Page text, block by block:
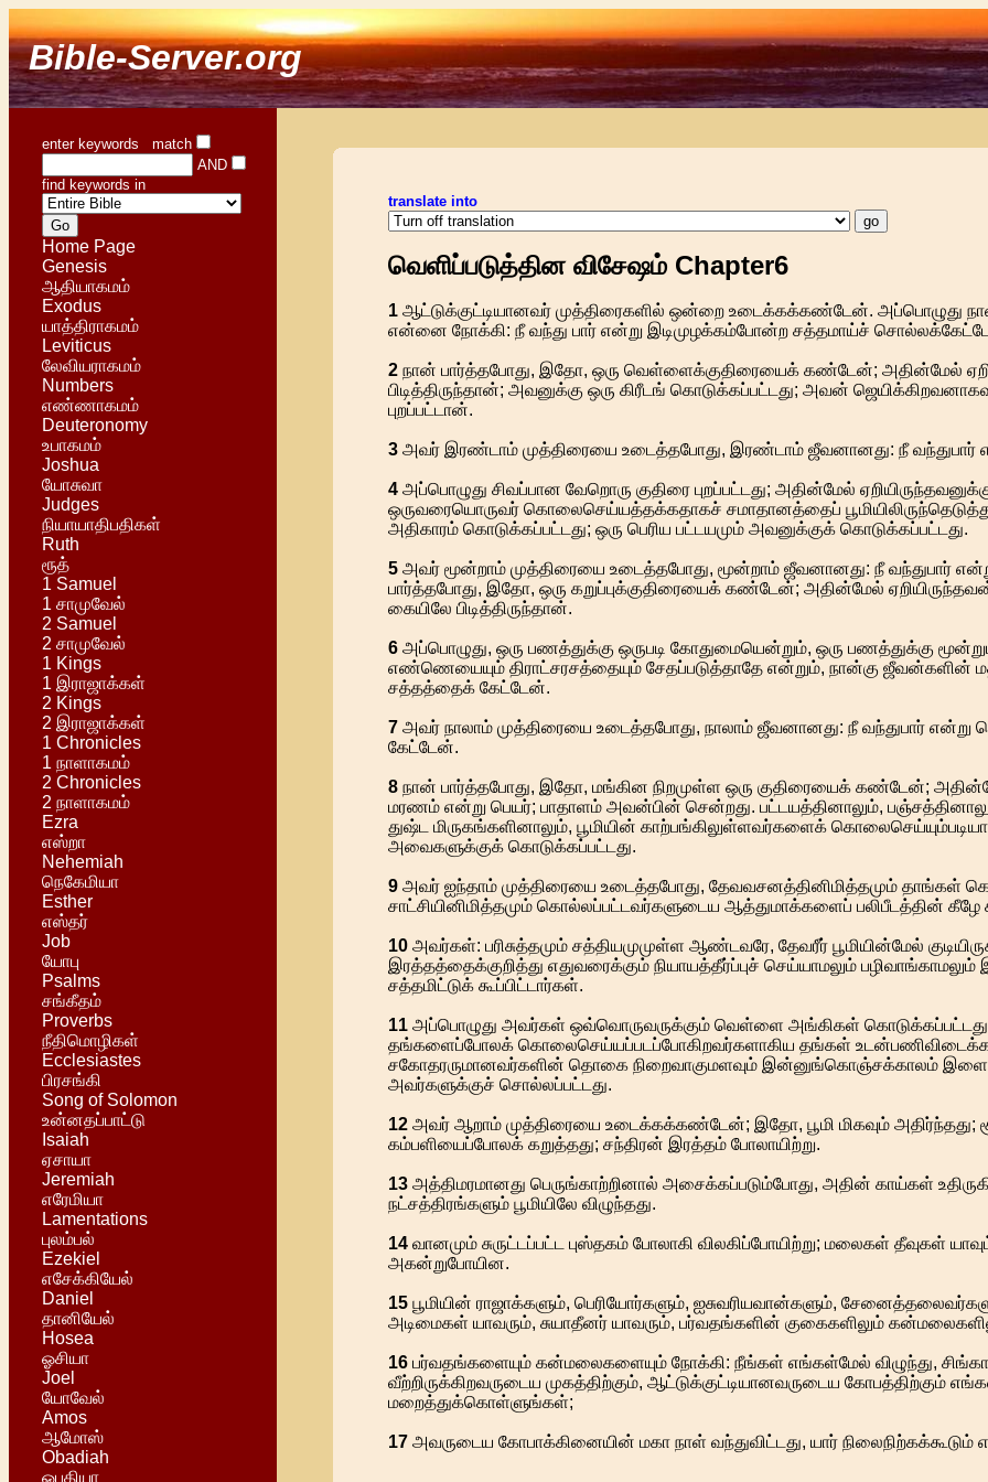
Bible-Server.org
enter keywords match
AND
find keywords in
Home Page
Genesis
ஆதியாகமம்
Exodus
யாத்திராகமம்
Leviticus
லேவியராகமம்
Numbers
எண்ணாகமம்
Deuteronomy
உபாகமம்
Joshua
யோசுவா
Judges
நியாயாதிபதிகள்
Ruth
ரூத்
1 Samuel
1 சாமுவேல்
2 Samuel
2 சாமுவேல்
1 Kings
1 இராஜாக்கள்
2 Kings
2 இராஜாக்கள்
1 Chronicles
1 நாளாகமம்
2 Chronicles
2 நாளாகமம்
Ezra
எஸ்றா
Nehemiah
நெகேமியா
Esther
எஸ்தர்
Job
யோபு
Psalms
சங்கீதம்
Proverbs
நீதிமொழிகள்
Ecclesiastes
பிரசங்கி
Song of Solomon
உன்னதப்பாட்டு
Isaiah
ஏசாயா
Jeremiah
எரேமியா
Lamentations
புலம்பல்
Ezekiel
எசேக்கியேல்
Daniel
தானியேல்
Hosea
ஓசியா
Joel
யோவேல்
Amos
ஆமோஸ்
Obadiah
ஒபதியா
translate into
வெளிப்படுத்தின விசேஷம் Chapter6
1 ஆட்டுக்குட்டியானவர் முத்திரைகளில் ஒன்றை உடைக்கக்கண்டேன். அப்பொழுது
என்னை நோக்கி: நீ வந்து பார் என்று இடிமுழக்கம்போன்ற சத்தமாய்ச்
2 நான் பார்த்தபோது, இதோ, ஒரு வெள்ளைக்குதிரையைக் கண்டேன்; அதின்மேல்
பிடித்திருந்தான்; அவனுக்கு ஒரு கிரீடங் கொடுக்கப்பட்டது; அவன்
புறப்பட்டான்.
3 அவர் இரண்டாம் முத்திரையை உடைத்தபோது, இரண்டாம் ஜீவனானது: நீ
4 அப்பொழுது சிவப்பான வேறொரு குதிரை புறப்பட்டது; அதின்மேல்
ஒருவரையொருவர் கொலைசெய்யத்தக்கதாகச் சமாதானத்தைப்
அதிகாரம் கொடுக்கப்பட்டது; ஒரு பெரிய பட்டயமும் அவனுக்குக் கொடுக்கப்பட்டது.
5 அவர் மூன்றாம் முத்திரையை உடைத்தபோது, மூன்றாம் ஜீவனானது: நீ வந்துபார்
பார்த்தபோது, இதோ, ஒரு கறுப்புக்குதிரையைக் கண்டேன்; அதின்மேல்
கையிலே பிடித்திருந்தான்.
6 அப்பொழுது, ஒரு பணத்துக்கு ஒருபடி கோதுமையென்றும், ஒரு பணத்துக்கு
எண்ணெயையும் திராட்சரசத்தையும் சேதப்படுத்தாதே என்றும், நான்கு ஜீவன்களின்
சத்தத்தைக் கேட்டேன்.
7 அவர் நாலாம் முத்திரையை உடைத்தபோது, நாலாம் ஜீவனானது: நீ வந்துபார்
கேட்டேன்.
8 நான் பார்த்தபோது, இதோ, மங்கின நிறமுள்ள ஒரு குதிரையைக் கண்டேன்;
மரணம் என்று பெயர்; பாதாளம் அவன்பின் சென்றது. பட்டயத்தினாலும்,
துஷ்ட மிருகங்களினாலும், பூமியின் காற்பங்கிலுள்ளவர்களைக்
அவைகளுக்குக் கொடுக்கப்பட்டது.
9 அவர் ஐந்தாம் முத்திரையை உடைத்தபோது, தேவவசனத்தினிமித்தமும் தாங்கள்
சாட்சியினிமித்தமும் கொல்லப்பட்டவர்களுடைய ஆத்துமாக்களைப் பலிபீடத்தின்
10 அவர்கள்: பரிசுத்தமும் சத்தியமுமுள்ள ஆண்டவரே, தேவரீர் பூமியின்மேல்
இரத்தத்தைக்குறித்து எதுவரைக்கும் நியாயத்தீர்ப்புச் செய்யாமலும் பழிவாங்காமலும்
சத்தமிட்டுக் கூப்பிட்டார்கள்.
11 அப்பொழுது அவர்கள் ஒவ்வொருவருக்கும் வெள்ளை அங்கிகள்
தங்களைப்போலக் கொலைசெய்யப்படப்போகிறவர்களாகிய தங்கள்
சகோதரருமானவர்களின் தொகை நிறைவாகுமளவும் இன்னுங்கொஞ்சக்காலம்
அவர்களுக்குச் சொல்லப்பட்டது.
12 அவர் ஆறாம் முத்திரையை உடைக்கக்கண்டேன்; இதோ, பூமி மிகவும் அதிர்ந்தது;
கம்பளியைப்போலக் கறுத்தது; சந்திரன் இரத்தம் போலாயிற்று.
13 அத்திமரமானது பெருங்காற்றினால் அசைக்கப்படும்போது, அதின் காய்கள்
நட்சத்திரங்களும் பூமியிலே விழுந்தது.
14 வானமும் சுருட்டப்பட்ட புஸ்தகம் போலாகி விலகிப்போயிற்று; மலைகள் தீவுகள்
அகன்றுபோயின.
15 பூமியின் ராஜாக்களும், பெரியோர்களும், ஐசுவரியவான்களும்,
அடிமைகள் யாவரும், சுயாதீனர் யாவரும், பர்வதங்களின் குகைகளிலும்
16 பர்வதங்களையும் கன்மலைகளையும் நோக்கி: நீங்கள் எங்கள்மேல் விழுந்து,
வீற்றிருக்கிறவருடைய முகத்திற்கும், ஆட்டுக்குட்டியானவருடைய கோபத்திற்கும்
மறைத்துக்கொள்ளுங்கள்;
17 அவருடைய கோபாக்கினையின் மகா நாள் வந்துவிட்டது, யார் நிலைநிற்கக்கூடும்